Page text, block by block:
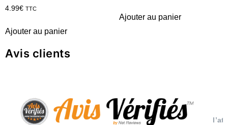
4.99€ TTC
Ajouter au panier
Ajouter au panier
Avis clients